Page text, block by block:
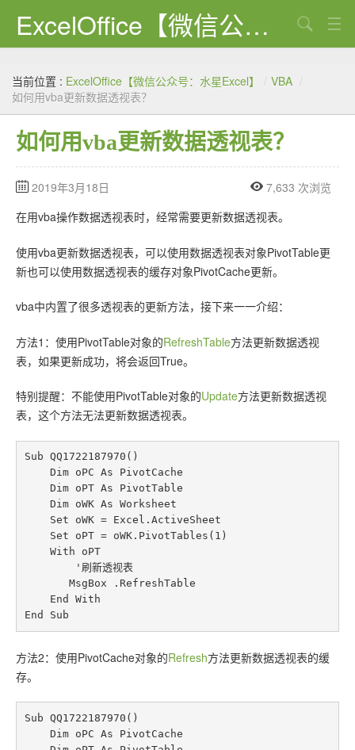
ExcelOffice【微信公众号：水星Excel】
资源下载
VBA代码大全
WORD VBA
PPT VBA
Excel图表
联系站长
当前位置 : ExcelOffice【微信公众号：水星Excel】 / VBA /
如何用vba更新数据透视表？
如何用vba更新数据透视表？
2019年3月18日
7,633 次浏览
在用vba操作数据透视表时，经常需要更新数据透视表。
使用vba更新数据透视表，可以使用数据透视表对象PivotTable更
新也可以使用数据透视表的缓存对象PivotCache更新。
vba中内置了很多透视表的更新方法，接下来一一介绍：
方法1：使用PivotTable对象的RefreshTable方法更新数据透视
表，如果更新成功，将会返回True。
特别提醒：不能使用PivotTable对象的Update方法更新数据透视
表，这个方法无法更新数据透视表。
Sub QQ1722187970()
方法2：使用PivotCache对象的Refresh方法更新数据透视表的缓
存。
Sub QQ1722187970()